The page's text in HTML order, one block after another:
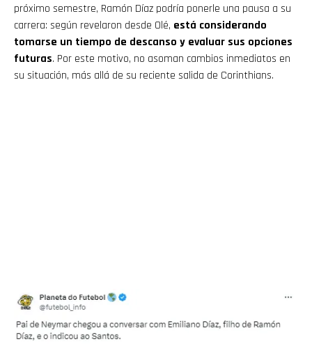
próximo semestre, Ramón Díaz podría ponerle una pausa a su
carrera: según revelaron desde Olé, está considerando
tomarse un tiempo de descanso y evaluar sus opciones
futuras. Por este motivo, no asoman cambios inmediatos en
su situación, más allá de su reciente salida de Corinthians.
Flipboard